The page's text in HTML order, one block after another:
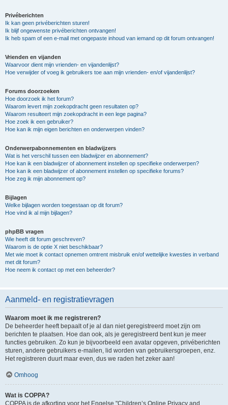
Privéberichten
Ik kan geen privéberichten sturen!
Ik blijf ongewenste privéberichten ontvangen!
Ik heb spam of een e-mail met ongepaste inhoud van iemand op dit forum ontvangen!
Vrienden en vijanden
Waarvoor dient mijn vrienden- en vijandenlijst?
Hoe verwijder of voeg ik gebruikers toe aan mijn vrienden- en/of vijandenlijst?
Forums doorzoeken
Hoe doorzoek ik het forum?
Waarom levert mijn zoekopdracht geen resultaten op?
Waarom resulteert mijn zoekopdracht in een lege pagina?
Hoe zoek ik een gebruiker?
Hoe kan ik mijn eigen berichten en onderwerpen vinden?
Onderwerpabonnementen en bladwijzers
Wat is het verschil tussen een bladwijzer en abonnement?
Hoe kan ik een bladwijzer of abonnement instellen op specifieke onderwerpen?
Hoe kan ik een bladwijzer of abonnement instellen op specifieke forums?
Hoe zeg ik mijn abonnement op?
Bijlagen
Welke bijlagen worden toegestaan op dit forum?
Hoe vind ik al mijn bijlagen?
phpBB vragen
Wie heeft dit forum geschreven?
Waarom is de optie X niet beschikbaar?
Met wie moet ik contact opnemen omtrent misbruik en/of wettelijke kwesties in verband
met dit forum?
Hoe neem ik contact op met een beheerder?
Aanmeld- en registratievragen
Waarom moet ik me registreren?
De beheerder heeft bepaalt of je al dan niet geregistreerd moet zijn om
berichten te plaatsen. Hoe dan ook, als je geregistreerd bent kun je meer
functies gebruiken. Zo kun je bijvoorbeeld een avatar opgeven, privéberichten
sturen, andere gebruikers e-mailen, lid worden van gebruikersgroepen, enz.
Het registreren duurt maar even, dus we raden het zeker aan!
Omhoog
Wat is COPPA?
COPPA is de afkorting voor het Engelse "Children’s Online Privacy and